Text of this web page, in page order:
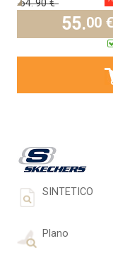
64.90 €
55.00 €
SINTETICO
Plano